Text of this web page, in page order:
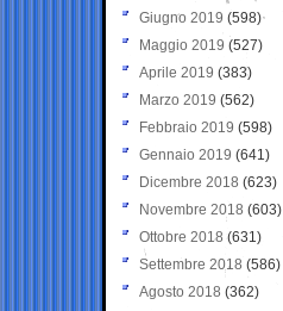
Giugno 2019 (598)
Maggio 2019 (527)
Aprile 2019 (383)
Marzo 2019 (562)
Febbraio 2019 (598)
Gennaio 2019 (641)
Dicembre 2018 (623)
Novembre 2018 (603)
Ottobre 2018 (631)
Settembre 2018 (586)
Agosto 2018 (362)